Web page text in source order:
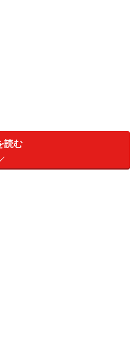
ニック障害になり、退職
療養生活をしていました
読む